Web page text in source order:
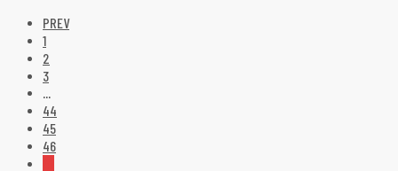
PREV
1
2
3
…
44
45
46